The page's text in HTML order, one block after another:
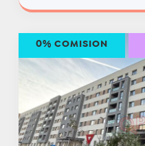
0% COMISION